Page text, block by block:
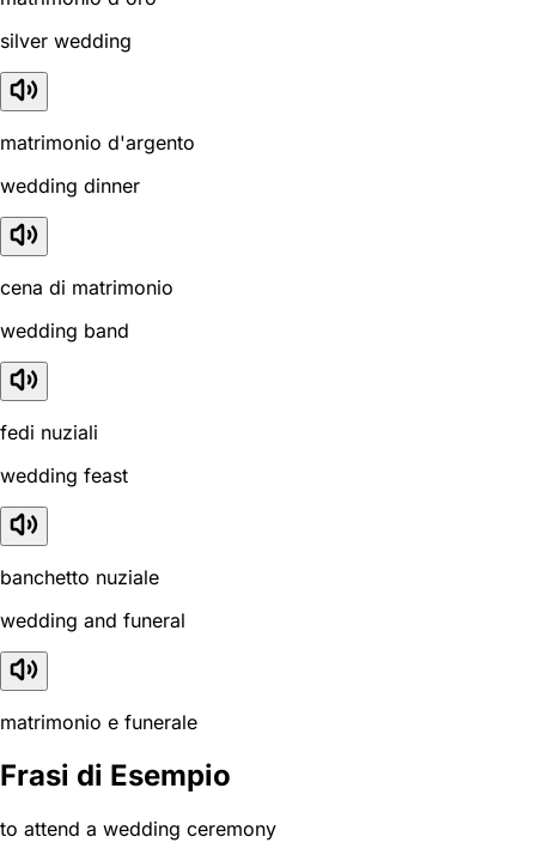
silver wedding
matrimonio d'argento
wedding dinner
cena di matrimonio
wedding band
fedi nuziali
wedding feast
banchetto nuziale
wedding and funeral
matrimonio e funerale
Frasi di Esempio
to attend a wedding ceremony